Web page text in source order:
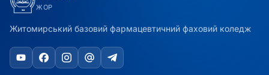
ЖОР
Житомирський базовий фармацевтичний фаховий коледж